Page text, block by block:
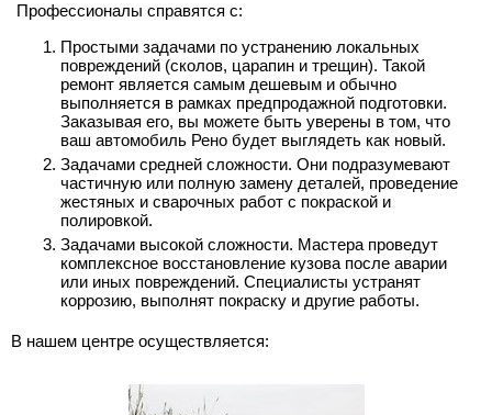
Профессионалы справятся с:
Простыми задачами по устранению локальных
повреждений (сколов, царапин и трещин). Такой
ремонт является самым дешевым и обычно
выполняется в рамках предпродажной подготовки.
Заказывая его, вы можете быть уверены в том, что
ваш автомобиль Рено будет выглядеть как новый.
Задачами средней сложности. Они подразумевают
частичную или полную замену деталей, проведение
жестяных и сварочных работ с покраской и
полировкой.
Задачами высокой сложности. Мастера проведут
комплексное восстановление кузова после аварии
или иных повреждений. Специалисты устранят
коррозию, выполнят покраску и другие работы.
В нашем центре осуществляется: